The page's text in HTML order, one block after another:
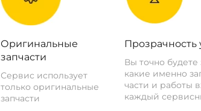
Оригинальные
запчасти
Сервис использует
только оригинальные
запчасти
Прозрачность
Вы точно будете
какие именно
части и работы
каждый